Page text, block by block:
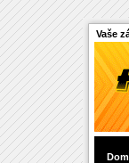
Vaše